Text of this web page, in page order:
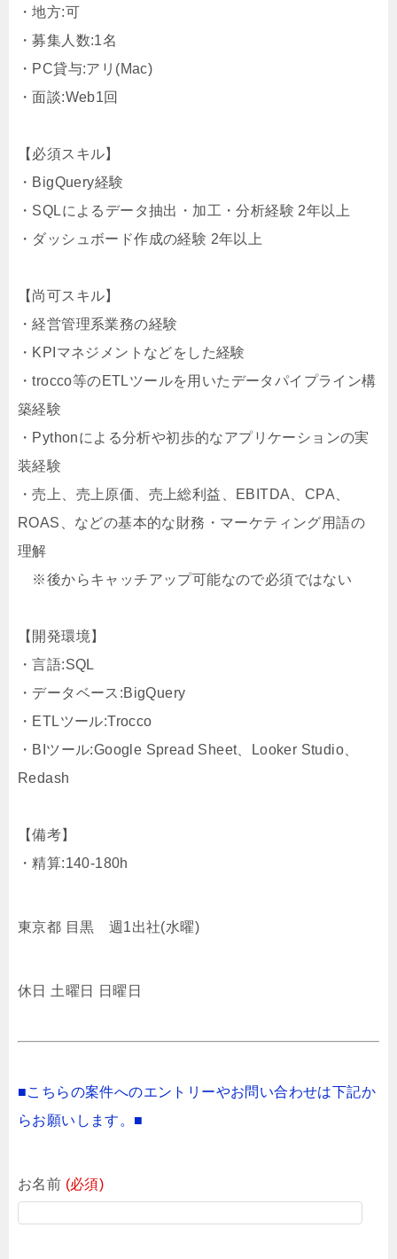
・地方:可
・募集人数:1名
・PC貸与:アリ(Mac)
・面談:Web1回
【必須スキル】
・BigQuery経験
・SQLによるデータ抽出・加工・分析経験 2年以上
・ダッシュボード作成の経験 2年以上
【尚可スキル】
・経営管理系業務の経験
・KPIマネジメントなどをした経験
・trocco等のETLツールを用いたデータパイプライン構
築経験
・Pythonによる分析や初歩的なアプリケーションの実
装経験
・売上、売上原価、売上総利益、EBITDA、CPA、
ROAS、などの基本的な財務・マーケティング用語の
理解
※後からキャッチアップ可能なので必須ではない
【開発環境】
・言語:SQL
・データベース:BigQuery
・ETLツール:Trocco
・BIツール:Google Spread Sheet、Looker Studio、
Redash
【備考】
・精算:140-180h
東京都 目黒 週1出社(水曜)
休日 土曜日 日曜日
■こちらの案件へのエントリーやお問い合わせは下記か
らお願いします。■
お名前 (必須)